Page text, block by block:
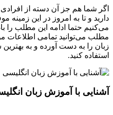
اگر شما هم جز آن دسته از
دارید و تا به امروز در این زمینه
می‌کنیم حتما ادامه این مطلب را
مطلب می‌‌توانید تمامی اطلاعات
زبان را به دست آورده و به
استفاده کنید.
آشنایی با آموزش زبان